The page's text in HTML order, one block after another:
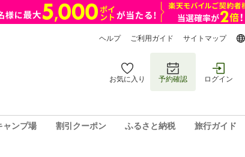
ヘルプ ご利用ガイド サイトマップ
お気に入り 予約確認 ログイン
ャンプ場 割引クーポン ふるさと納税 旅行ガイド